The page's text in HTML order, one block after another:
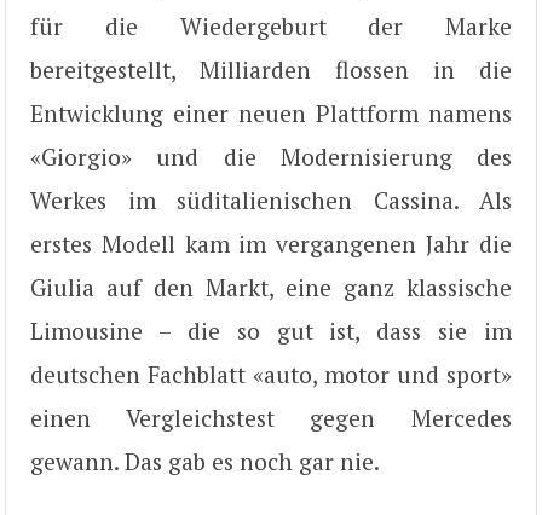
für die Wiedergeburt der Marke
bereitgestellt, Milliarden flossen in die
Entwicklung einer neuen Plattform namens
«Giorgio» und die Modernisierung des
Werkes im süditalienischen Cassina. Als
erstes Modell kam im vergangenen Jahr die
Giulia auf den Markt, eine ganz klassische
Limousine – die so gut ist, dass sie im
deutschen Fachblatt «auto, motor und sport»
einen Vergleichstest gegen Mercedes
gewann. Das gab es noch gar nie.